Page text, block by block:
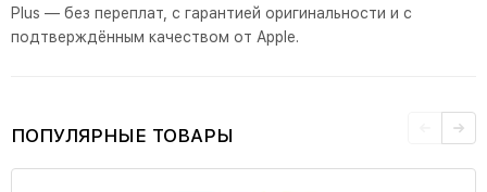
Plus — без переплат, с гарантией оригинальности и с
подтверждённым качеством от Apple.
ПОПУЛЯРНЫЕ ТОВАРЫ